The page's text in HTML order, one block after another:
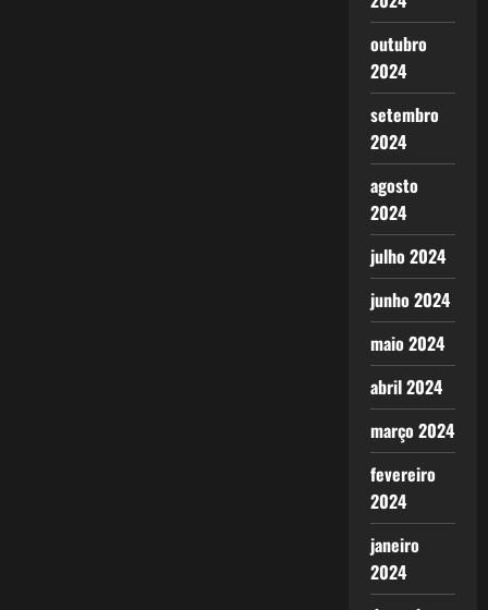
outubro
2024
setembro
2024
agosto
2024
julho 2024
junho 2024
maio 2024
abril 2024
março 2024
fevereiro
2024
janeiro
2024